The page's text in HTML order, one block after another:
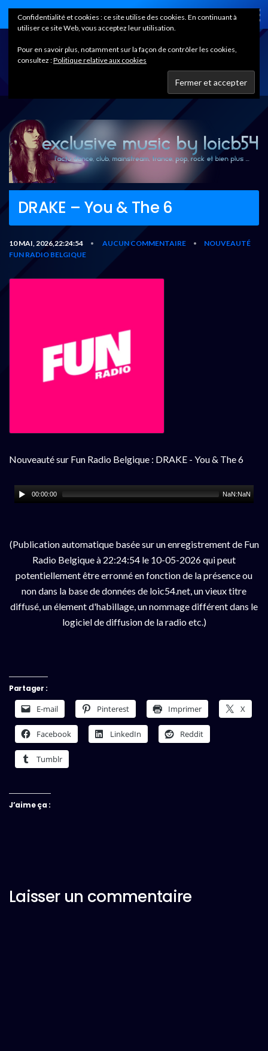
Home
DRAKE – You & The 6
10 MAI, 2026,22:24:54 • AUCUN COMMENTAIRE •
NOUVEAUTÉ
FUN RADIO BELGIQUE
Nouveauté sur Fun Radio Belgique : DRAKE - You & The 6
00:00:00 NaN:NaN
(Publication automatique basée sur un enregistrement de Fun
Radio Belgique à 22:24:54 le 10-05-2026 qui peut
potentiellement être erronné en fonction de la présence ou
non dans la base de données de loic54.net, un vieux titre
diffusé, un élement d'habillage, un nommage différent dans le
logiciel de diffusion de la radio etc.)
Partager :
E-mail Pinterest Imprimer X
Facebook LinkedIn Reddit
Tumblr
J’aime ça :
Laisser un commentaire
Confidentialité et cookies : ce site utilise des cookies. En continuant à
utiliser ce site Web, vous acceptez leur utilisation.
Pour en savoir plus, notamment sur la façon de contrôler les cookies,
consultez :Politique relative aux cookies